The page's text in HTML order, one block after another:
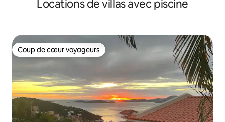
Locations de villas avec piscine
Coup de cœur voyageurs
Coup de cœur voyageurs